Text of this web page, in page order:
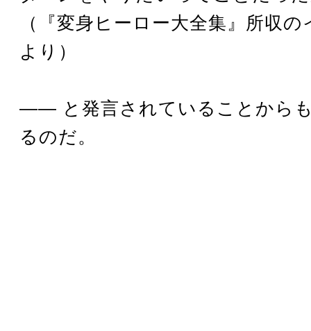
（『変身ヒーロー大全集』所収
より）
―― と発言されていることから
るのだ。